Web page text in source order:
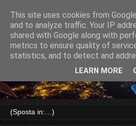
This site uses cookies from
and to analyze traffic. Your IP
shared with Google along with
metrics to ensure quality of
statistics, and to detect and
LEARN MORE